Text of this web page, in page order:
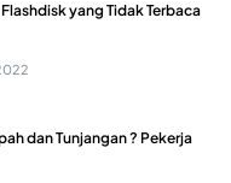
yang Tidak Terbaca
dan Tunjangan ? Pekerja